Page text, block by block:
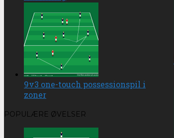
9v3 one-touch possessionspil i
zoner
POPULÆRE ØVELSER